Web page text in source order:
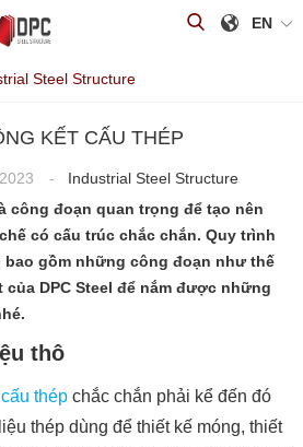
EN
Steel Structure
KẾT CẤU THÉP
-
Industrial Steel Structure
công đoạn quan trọng để tạo nên
có cấu trúc chắc chắn. Quy trình
bao gồm những công đoạn như thế
của DPC Steel để nắm được những
thô
thép chắc chắn phải kể đến đó
thép dùng để thiết kế móng, thiết